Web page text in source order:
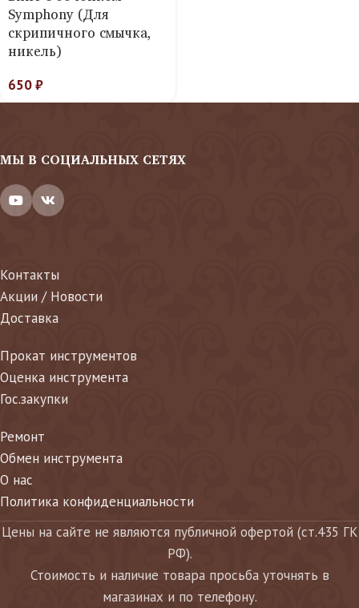
Symphony (Для
скрипичного смычка,
никель)
650₽
МЫ В СОЦИАЛЬНЫХ СЕТЯХ
Контакты
Акции / Новости
Доставка
Прокат инструментов
Оценка инструмента
Гос.закупки
Ремонт
Обмен инструмента
О нас
Политика конфиденциальности
Цены на сайте не являются публичной офертой (ст.435 ГК
РФ).
Стоимость и наличие товара просьба уточнять в
магазинах и по телефону.